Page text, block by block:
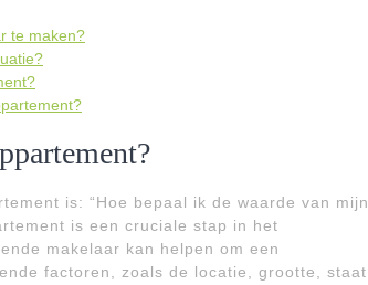
te maken?
is: “Hoe bepaal ik de waarde van mijn
is een cruciale stap in het
makelaar kan helpen om een
factoren, zoals de locatie, grootte, staat